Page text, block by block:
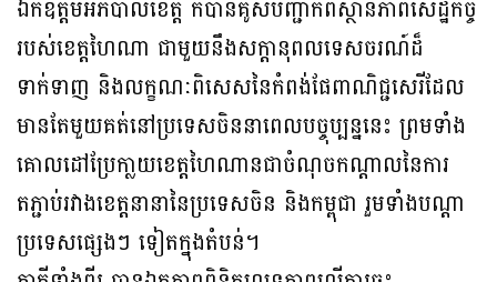
ឯកឧត្តមអភិបាលខេត្ត ក៏បានគូសបញ្ជាក់ពីស្ថានភាពសេដ្ឋកិច្ច
របស់ខេត្តហៃណា ជាមួយនឹងសក្តានុពលទេសចរណ៍ដ៏
ទាក់ទាញ និងលក្ខណៈពិសេសនៃកំពង់ផែពាណិជ្ជសេរីដែល
មានតែមួយគត់នៅប្រទេសចិននាពេលបច្ចុប្បន្ននេះ ព្រមទាំង
គោលដៅប្រែកា្លយខេត្តហៃណានជាចំណុចកណ្តាលនៃការ
តភ្ជាប់រវាងខេត្តនានានៃប្រទេសចិន និងកម្ពុជា រួមទាំងបណ្តា
ប្រទេសផ្សេងៗ ទៀតក្នុងតំបន់។